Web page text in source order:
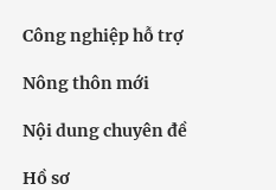
Công nghiệp hỗ trợ
Nông thôn mới
Nội dung chuyên đề
Hồ sơ